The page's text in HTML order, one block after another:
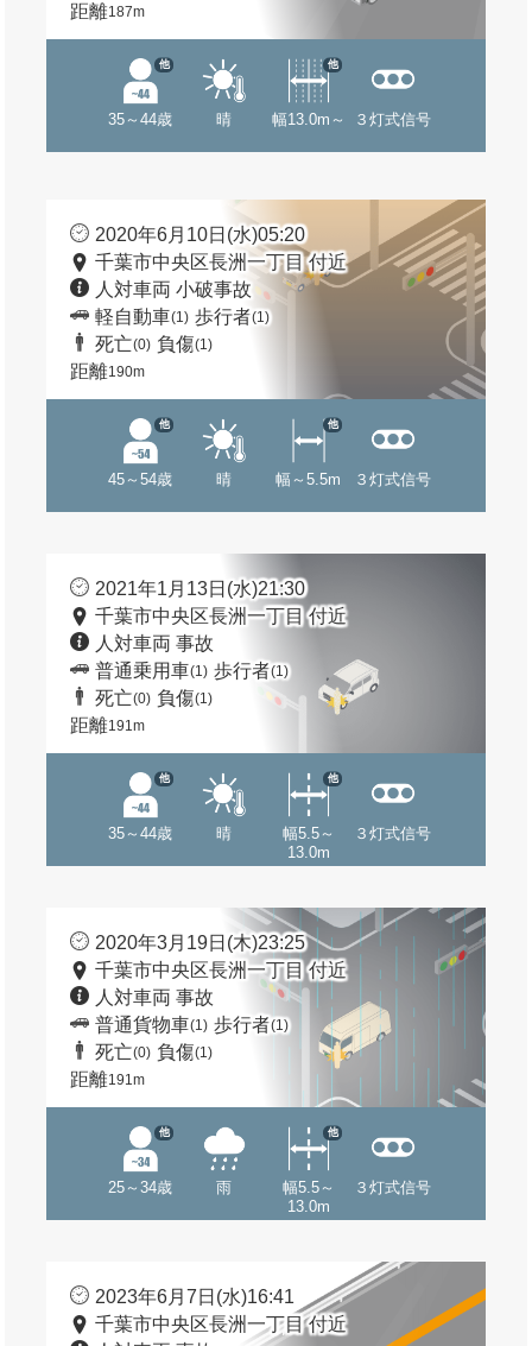
距離187m
35～44歳
他
晴 幅13.0m～
他
３灯式信号
2020年6月10日(水)05:20
千葉市中央区長洲一丁目 付近
人対車両 小破事故
軽自動車(1) 歩行者(1)
死亡(0) 負傷(1)
距離190m
45～54歳
他
晴 幅～5.5m
他
３灯式信号
2021年1月13日(水)21:30
千葉市中央区長洲一丁目 付近
人対車両 事故
普通乗用車(1) 歩行者(1)
死亡(0) 負傷(1)
距離191m
35～44歳
他
晴
幅5.5～
13.0m
他
３灯式信号
2020年3月19日(木)23:25
千葉市中央区長洲一丁目 付近
人対車両 事故
普通貨物車(1) 歩行者(1)
死亡(0) 負傷(1)
距離191m
25～34歳
他
雨
幅5.5～
13.0m
他
３灯式信号
2023年6月7日(水)16:41
千葉市中央区長洲一丁目 付近